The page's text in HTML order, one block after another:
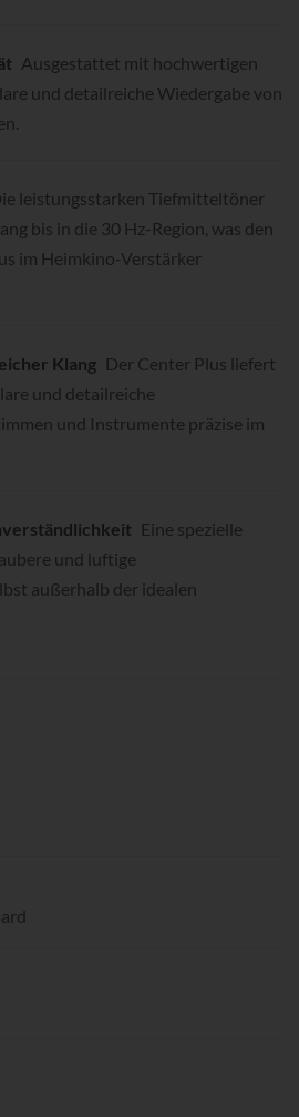
Ausgestattet mit hochwertigen
und detailreiche Wiedergabe von
leistungsstarken Tiefmitteltöner
bis in die 30 Hz-Region, was den
im Heimkino-Verstärker
Klang Der Center Plus liefert
und detailreiche
und Instrumente präzise im
Eine spezielle
und luftige
außerhalb der idealen